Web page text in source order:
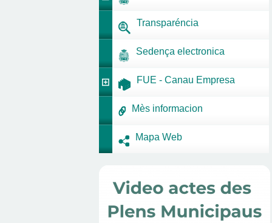
Transparéncia
Sedença electronica
FUE - Canau Empresa
Mès informacion
Mapa Web